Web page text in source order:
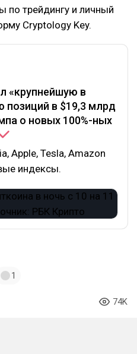
по трейдингу и личный
Cryptology Key.
«крупнейшую в
позиций в $19,3 млрд
о новых 100%-ных
Apple, Tesla, Amazon
индексы.
1
74K